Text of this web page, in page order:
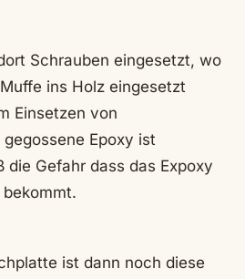
Schrauben eingesetzt, wo
ins Holz eingesetzt
Einsetzen von
Epoxy ist
die Gefahr dass das Expoxy
ist dann noch diese